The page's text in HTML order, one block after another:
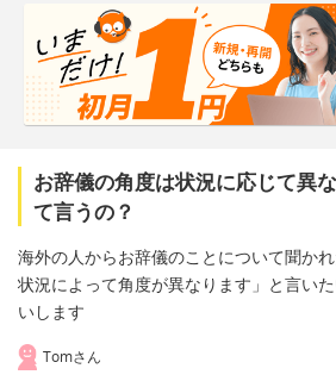
お辞儀の角度は状況に応じて異
て言うの？
海外の人からお辞儀のことについて聞か
状況によって角度が異なります」と言い
いします
Tomさん